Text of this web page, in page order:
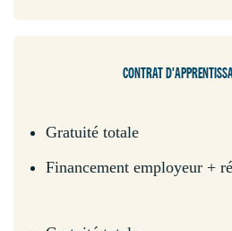
CONTRAT
Gratuité totale
Financement employeur +